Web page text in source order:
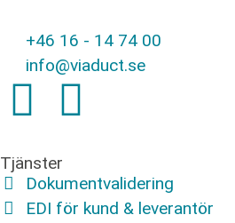
+46 16 - 14 74 00
info@viaduct.se
Tjänster
Dokumentvalidering
EDI för kund & leverantör